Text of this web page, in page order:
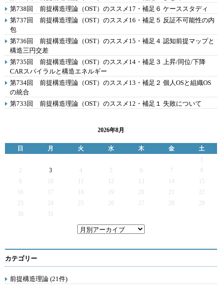
第738回 前提構造理論（OST）のススメ17・補足６ ケーススタディ
第737回 前提構造理論（OST）のススメ16・補足５ 反証不可能性の内
包
第736回 前提構造理論（OST）のススメ15・補足４ 認知前提マップと
構造三円交差
第735回 前提構造理論（OST）のススメ14・補足３ 上昇/同位/下降
CARスパイラルと構造エネルギー
第734回 前提構造理論（OST）のススメ13・補足２ 個人OSと組織OS
の統合
第733回 前提構造理論（OST）のススメ12・補足１ 失敗について
2026年8月
日 月 火 水 木 金
土
2
3 4 5 6 7
9
12 13 14
15
16
17 19 20 21
22
23
24 25 26 27 28
29
30
31
カテゴリー
前提構造理論 (21件)